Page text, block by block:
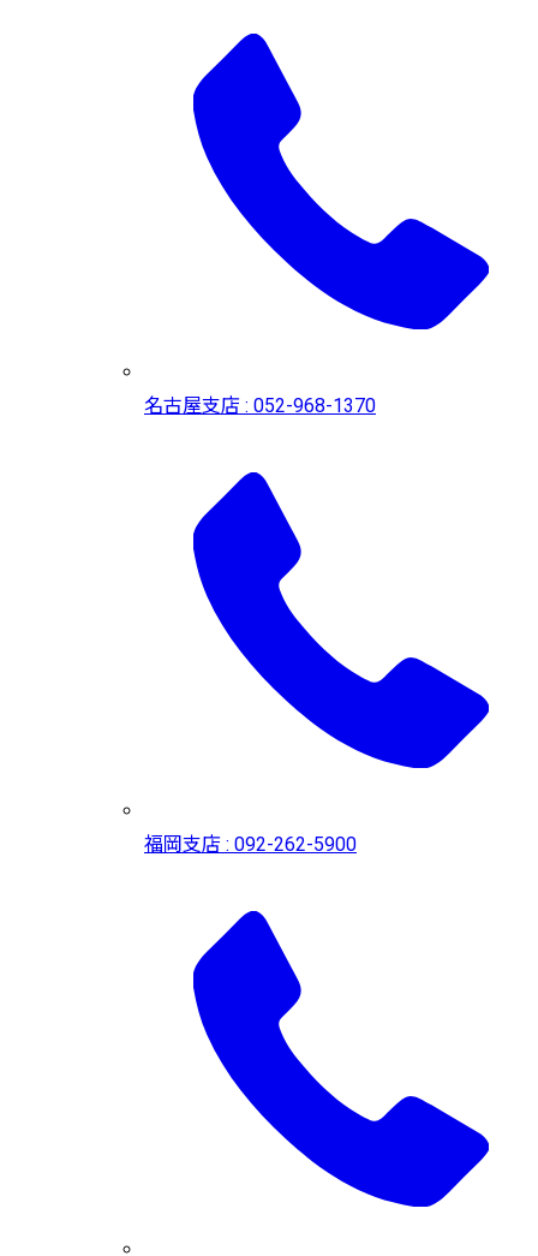
名古屋支店 : 052-968-1370
福岡支店 : 092-262-5900